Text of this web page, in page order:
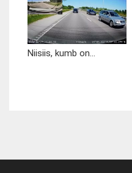
Niisiis, kumb on...